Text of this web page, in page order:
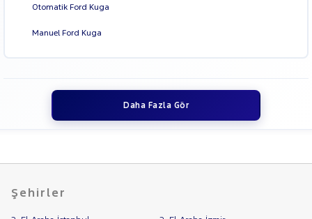
Otomatik Ford Kuga
Manuel Ford Kuga
Daha Fazla Gör
Şehirler